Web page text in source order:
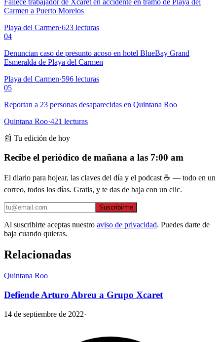
Carmen a Puerto Morelos
Playa del Carmen·623 lecturas
04
Denuncian caso de presunto acoso en hotel BlueBay Grand
Esmeralda de Playa del Carmen
Playa del Carmen·596 lecturas
05
Reportan a 23 personas desaparecidas en Quintana Roo
Quintana Roo·421 lecturas
📰 Tu edición de hoy
Recibe el periódico de mañana a las 7:00 am
El diario para hojear, las claves del día y el podcast ☕ — todo en un
correo, todos los días. Gratis, y te das de baja con un clic.
Suscribirme
Al suscribirte aceptas nuestro aviso de privacidad. Puedes darte de
baja cuando quieras.
Relacionadas
Quintana Roo
Defiende Arturo Abreu a Grupo Xcaret
14 de septiembre de 2022·